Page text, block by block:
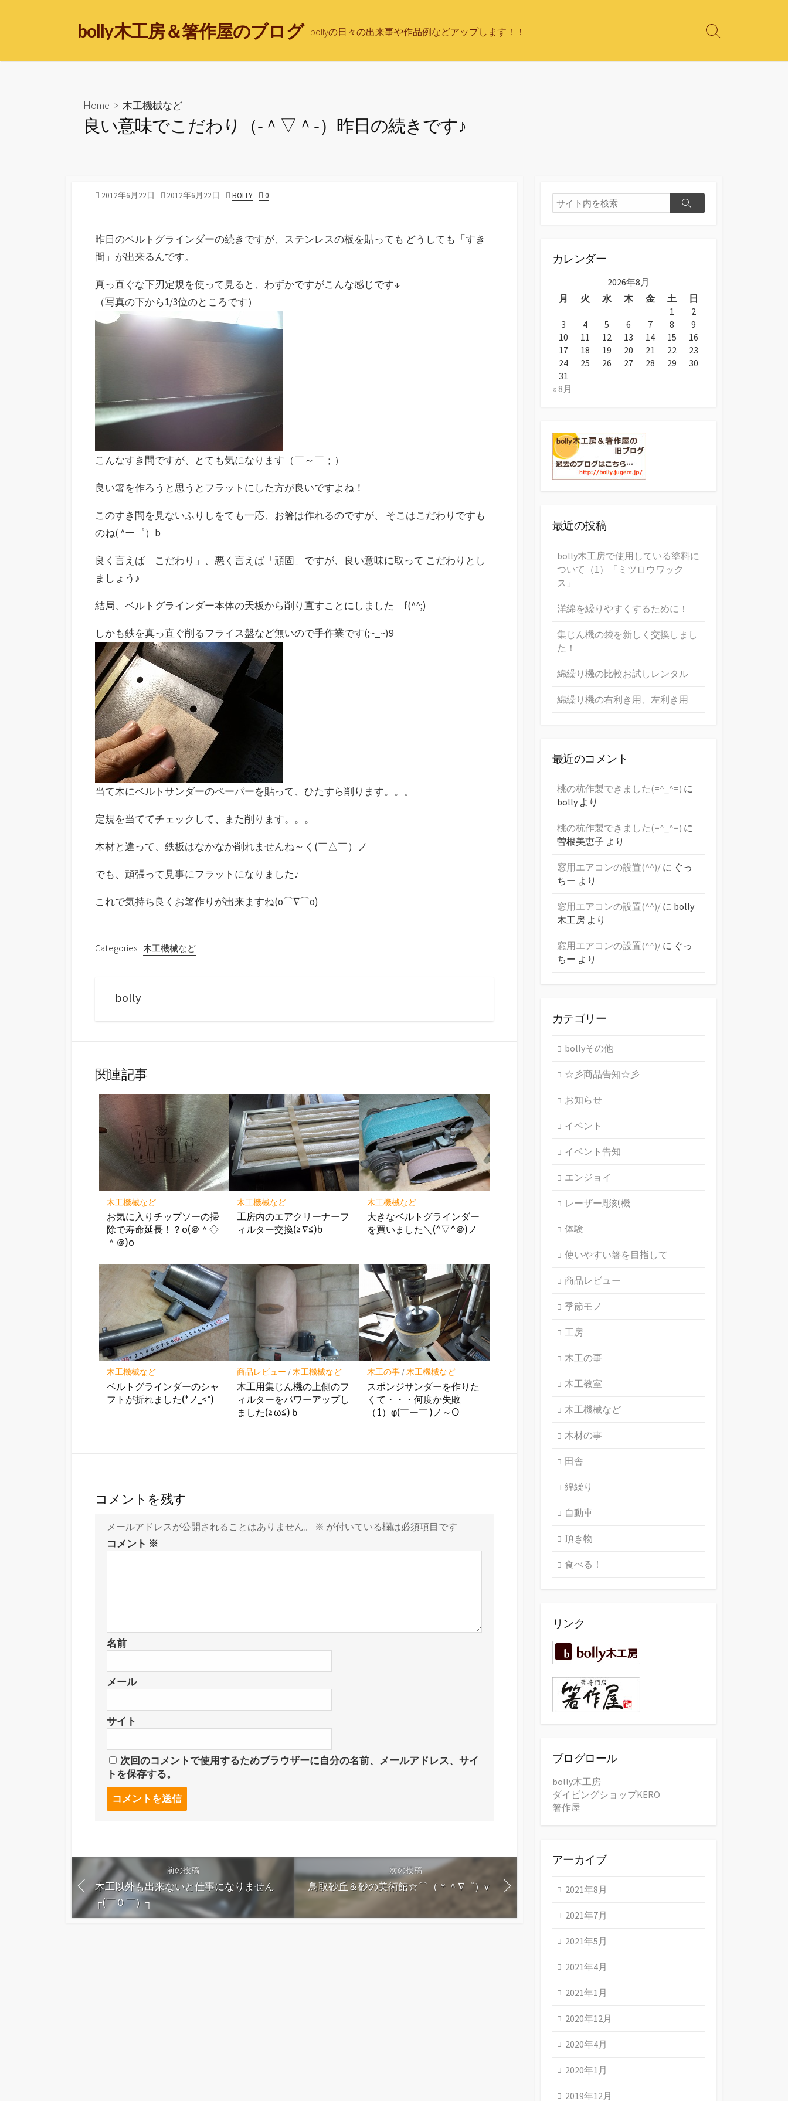
bolly木工房＆箸作屋のブログ bollyの日々の出来事や作品例などアップします！！
Home > 木工機械など
良い意味でこだわり（‐＾▽＾‐）昨日の続きです♪
2012年6月22日 2012年6月22日 BOLLY 0
昨日のベルトグラインダーの続きですが、ステンレスの板を貼っても どうしても「すき
間」が出来るんです。
真っ直ぐな下刃定規を使って見ると、わずかですがこんな感じです↓
（写真の下から1/3位のところです）
こんなすき間ですが、とても気になります（￣～￣；）
良い箸を作ろうと思うとフラットにした方が良いですよね！
このすき間を見ないふりしをても一応、お箸は作れるのですが、 そこはこだわりですも
のね( ^ー゜）b
良く言えば「こだわり」、悪く言えば「頑固」ですが、良い意味に取って こだわりとし
ましょう♪
結局、ベルトグラインダー本体の天板から削り直すことにしました f(^^;)
しかも鉄を真っ直ぐ削るフライス盤など無いので手作業です(;~_~)9
当て木にベルトサンダーのペーパーを貼って、ひたすら削ります。。。
定規を当ててチェックして、また削ります。。。
木材と違って、鉄板はなかなか削れませんね～く(￣△￣）ノ
でも、頑張って見事にフラットになりました♪
これで気持ち良くお箸作りが出来ますね(o⌒∇⌒o)
Categories: 木工機械など
bolly
関連記事
木工機械など
お気に入りチップソーの掃
除で寿命延長！？o(＠＾◇
＾＠)o
木工機械など
工房内のエアクリーナーフ
ィルター交換(≧∇≦)b
木工機械など
大きなベルトグラインダー
を買いました＼(^▽^＠)ノ
木工機械など
ベルトグラインダーのシャ
フトが折れました(*ノ_<*)
商品レビュー /木工機械など
木工用集じん機の上側のフ
ィルターをパワーアップし
ました(≧ω≦)ｂ
木工の事 /木工機械など
スポンジサンダーを作りた
くて・・・何度か失敗
（1）φ(￣ー￣ )ノ～O
コメントを残す
メールアドレスが公開されることはありません。 ※ が付いている欄は必須項目です
コメント ※
名前
メール
サイト
次回のコメントで使用するためブラウザーに自分の名前、メールアドレス、サイ
トを保存する。
前の投稿
木工以外も出来ないと仕事になりません
┌(￣０￣）┐
次の投稿
鳥取砂丘＆砂の美術館☆⌒（＊＾∇゜）v
カレンダー
2026年8月
月
火 水 木 金 土
日
1
2
3
4 5 6 7 8
9
10
11 12 13 14 15
16
17
18 19 20 21 22
23
24
25 26 27 28 29
30
31
« 8月
最近の投稿
bolly木工房で使用している塗料に
ついて（1）「ミツロウワック
ス」
洋綿を繰りやすくするために！
集じん機の袋を新しく交換しまし
た！
綿繰り機の比較お試しレンタル
綿繰り機の右利き用、左利き用
最近のコメント
桃の杭作製できました(=^_^=) に
bolly より
桃の杭作製できました(=^_^=) に
曽根美恵子 より
窓用エアコンの設置(^^)/ に ぐっ
ちー より
窓用エアコンの設置(^^)/ に bolly
木工房 より
窓用エアコンの設置(^^)/ に ぐっ
ちー より
カテゴリー
bollyその他
☆彡商品告知☆彡
お知らせ
イベント
イベント告知
エンジョイ
レーザー彫刻機
体験
使いやすい箸を目指して
商品レビュー
季節モノ
工房
木工の事
木工教室
木工機械など
木材の事
田舎
綿繰り
自動車
頂き物
食べる！
リンク
ブログロール
bolly木工房
ダイビングショップKERO
箸作屋
アーカイブ
2021年8月
2021年7月
2021年5月
2021年4月
2021年1月
2020年12月
2020年4月
2020年1月
2019年12月